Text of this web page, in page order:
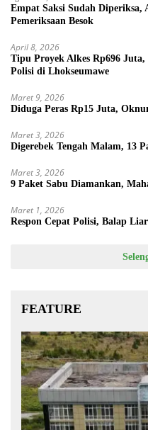
Empat Saksi Sudah
Pemeriksaan Besok
April 8, 2026
Tipu Proyek Alkes Rp696
Polisi di Lhokseumawe
Maret 9, 2026
Diduga Peras Rp15 Juta,
Maret 3, 2026
Digerebek Tengah Malam, 13
Maret 3, 2026
9 Paket Sabu Diamankan,
Maret 1, 2026
Respon Cepat Polisi, Balap
FEATURE